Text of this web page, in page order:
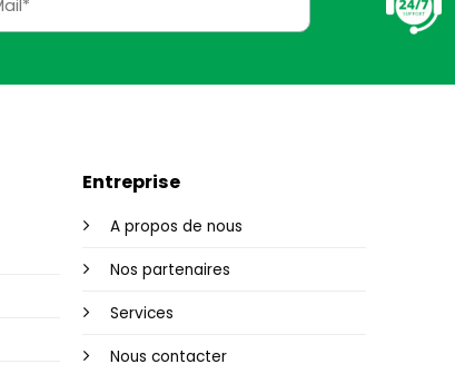
Entreprise
A propos de nous
Nos partenaires
Services
Nous contacter